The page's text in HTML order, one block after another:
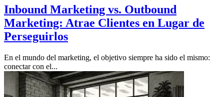
Inbound Marketing vs. Outbound
Marketing: Atrae Clientes en Lugar de
Perseguirlos
En el mundo del marketing, el objetivo siempre ha sido el mismo:
conectar con el...